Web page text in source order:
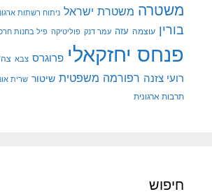
משטרה משטרת ישראל ניתוח רשתות
בורין עוצמה עזה עמר דנק פוליטיקה פיל בחנות
פנחס יחזקאלי פרוגרס צבא
רועי צזנה רפורמה משפטית שיטור שרית
תרבות ארגונית
חיפוש